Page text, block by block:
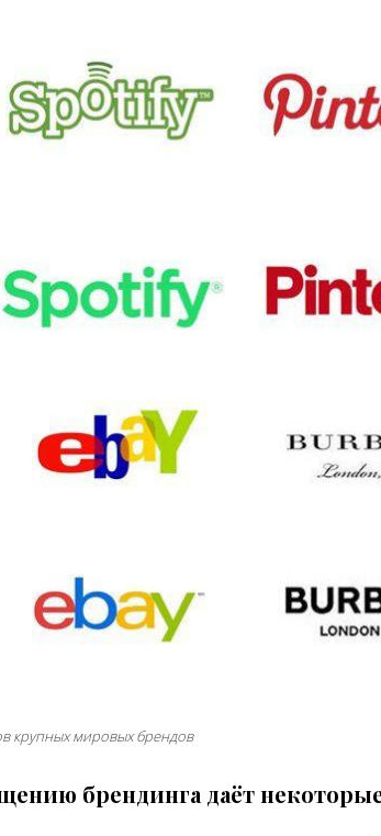
крупных мировых брендов
брендинга даёт